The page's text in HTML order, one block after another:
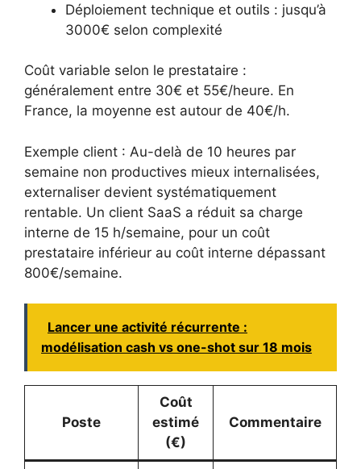
Déploiement technique et outils : jusqu’à
3000€ selon complexité
Coût variable selon le prestataire :
généralement entre 30€ et 55€/heure. En
France, la moyenne est autour de 40€/h.
Exemple client : Au-delà de 10 heures par
semaine non productives mieux internalisées,
externaliser devient systématiquement
rentable. Un client SaaS a réduit sa charge
interne de 15 h/semaine, pour un coût
prestataire inférieur au coût interne dépassant
800€/semaine.
Lancer une activité récurrente :
modélisation cash vs one-shot sur 18 mois
Poste
Coût
estimé
(€)
Commentaire